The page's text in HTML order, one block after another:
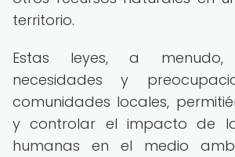
territorio.
Estas leyes, a
necesidades y
comunidades locales,
y controlar el impacto de
humanas en el medio